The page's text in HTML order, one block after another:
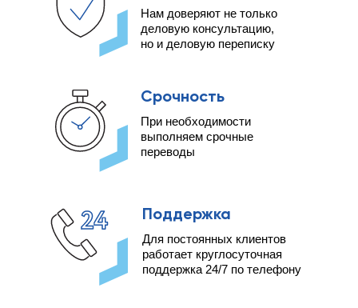
Срочность
Поддержка
Нам доверяют не только
деловую консультацию,
но и деловую переписку
При необходимости
выполняем срочные
переводы
Для постоянных клиентов
работает круглосуточная
поддержка 24/7 по телефону